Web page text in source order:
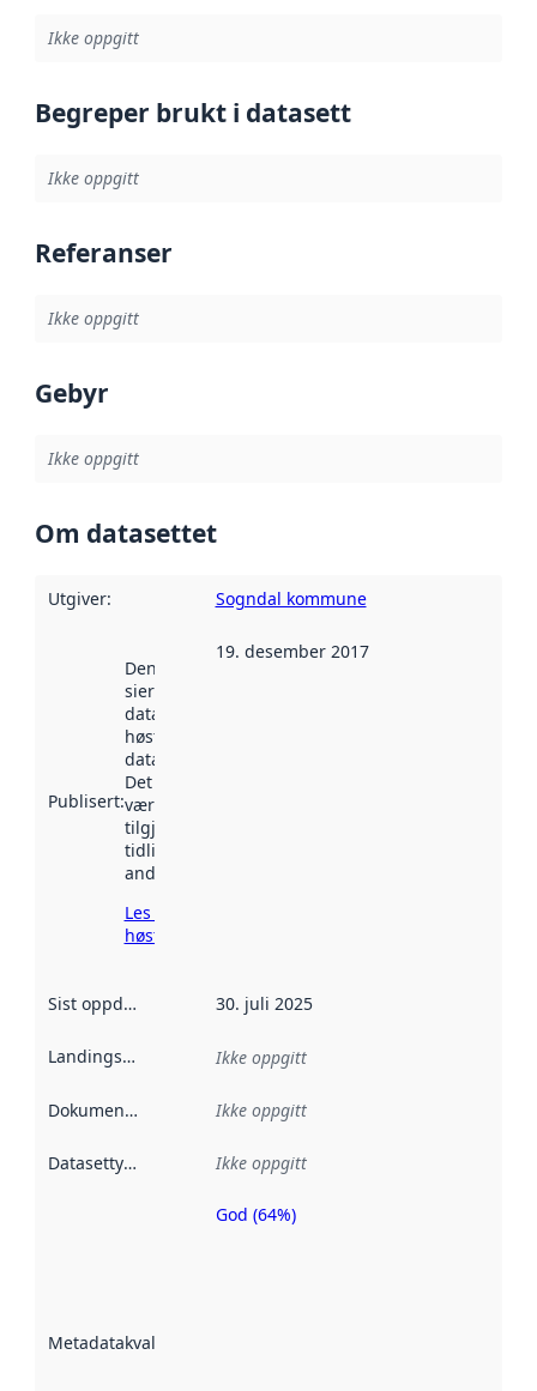
Ikke oppgitt
Begreper brukt i datasett
Ikke oppgitt
Referanser
Ikke oppgitt
Gebyr
Ikke oppgitt
Om datasettet
Utgiver: Sogndal kommune
Publisert:
Denne datoen
sier når
datasettet ble
høstet av
data.norge.no.
Det kan ha
vært
tilgjengelig
tidligere
andre steder.
Les mer om
høsting her
19. desember 2017
Sist oppdatert 30. juli 2025
Landingsside Ikke oppgitt
Dokumentasjon Ikke oppgitt
Datasettype Ikke oppgitt
Metadatakvalitet
Metadatakvalitet
God (64%)